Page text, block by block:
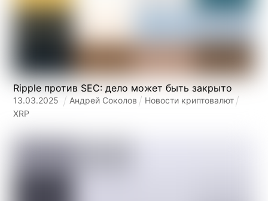
Ripple против SEC: дело может быть закрыто
13.03.2025 Андрей Соколов
Новости криптовалют
XRP